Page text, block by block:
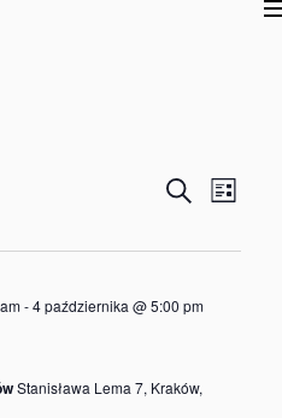
po
widokach
Szukaj
Lista
-4 października @ 5:00 pm
Stanisława Lema 7, Kraków,